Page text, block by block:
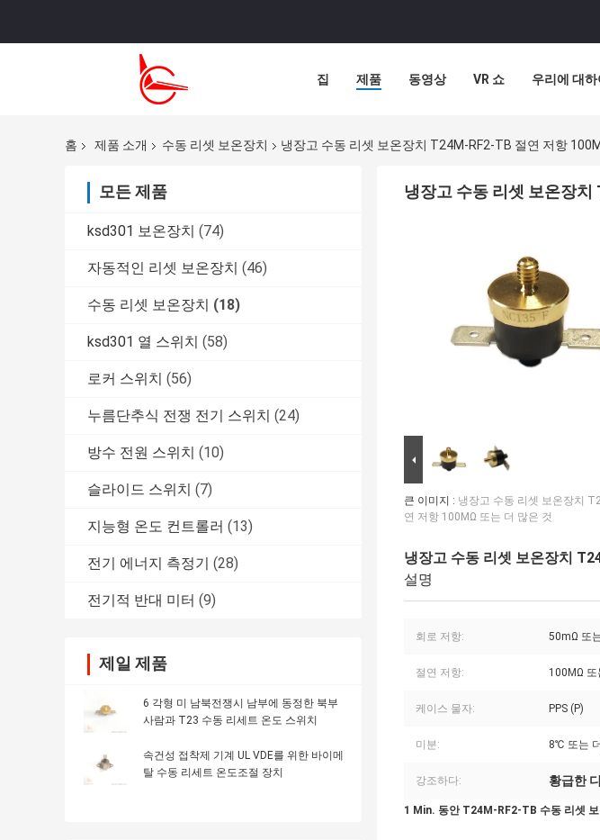
집 제품 동영상 VR 쇼 우리에 대하
홈 제품 소개 수동 리셋 보온장치 냉장고 수동 리셋 보온장치 T24M-RF2-TB 절연 저항
모든 제품
ksd301 보온장치 (74)
자동적인 리셋 보온장치 (46)
수동 리셋 보온장치 (18)
ksd301 열 스위치 (58)
로커 스위치 (56)
누름단추식 전쟁 전기 스위치 (24)
방수 전원 스위치 (10)
슬라이드 스위치 (7)
지능형 온도 컨트롤러 (13)
전기 에너지 측정기 (28)
전기적 반대 미터 (9)
제일 제품
6 각형 미 남북전쟁시 남부에 동정한 북부
사람과 T23 수동 리세트 온도 스위치
속건성 접착제 기계 UL VDE를 위한 바이메
탈 수동 리세트 온도조절 장치
냉장고 수동 리셋 보온장
큰 이미지 : 냉장고 수동 리셋 보온장치
연 저항 100MΩ 또는 더 많은 것
냉장고 수동 리셋 보온장치
설명
회로 저항: 50mΩ 또
절연 저항: 100MΩ 또
케이스 물자: PPS (P)
미분: 8℃ 또는
강조하다: 황급한
1 Min. 동안 T24M-RF2-TB 수동 리셋